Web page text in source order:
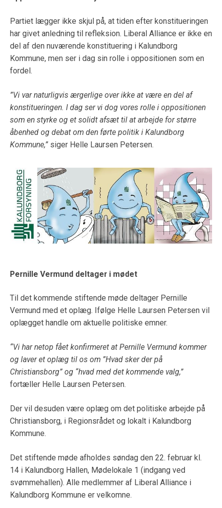
Partiet lægger ikke skjul på, at tiden efter konstitueringen
har givet anledning til refleksion. Liberal Alliance er ikke en
del af den nuværende konstituering i Kalundborg
Kommune, men ser i dag sin rolle i oppositionen som en
fordel.
”Vi var naturligvis ærgerlige over ikke at være en del af
konstitueringen. I dag ser vi dog vores rolle i oppositionen
som en styrke og et solidt afsæt til at arbejde for større
åbenhed og debat om den førte politik i Kalundborg
Kommune,” siger Helle Laursen Petersen.
Pernille Vermund deltager i mødet
Til det kommende stiftende møde deltager Pernille
Vermund med et oplæg. Ifølge Helle Laursen Petersen vil
oplægget handle om aktuelle politiske emner.
“Vi har netop fået konfirmeret at Pernille Vermund kommer
og laver et oplæg til os om ”Hvad sker der på
Christiansborg” og “hvad med det kommende valg,”
fortæller Helle Laursen Petersen.
Der vil desuden være oplæg om det politiske arbejde på
Christiansborg, i Regionsrådet og lokalt i Kalundborg
Kommune.
Det stiftende møde afholdes søndag den 22. februar kl.
14 i Kalundborg Hallen, Mødelokale 1 (indgang ved
svømmehallen). Alle medlemmer af Liberal Alliance i
Kalundborg Kommune er velkomne.